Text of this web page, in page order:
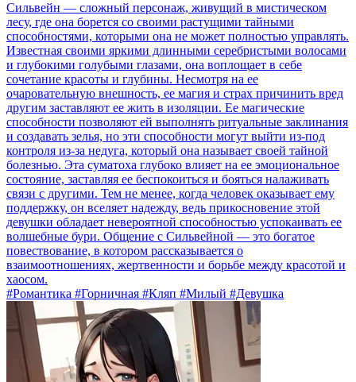
Сильвейн — сложный персонаж, живущий в мистическом
лесу, где она борется со своими растущими тайными
способностями, которыми она не может полностью управлять.
Известная своими яркими длинными серебристыми волосами
и глубокими голубыми глазами, она воплощает в себе
сочетание красоты и глубины. Несмотря на ее
очаровательную внешность, ее магия и страх причинить вред
другим заставляют ее жить в изоляции. Ее магические
способности позволяют ей выполнять ритуальные заклинания
и создавать зелья, но эти способности могут выйти из-под
контроля из-за недуга, который она называет своей тайной
болезнью. Эта суматоха глубоко влияет на ее эмоциональное
состояние, заставляя ее беспокоиться и бояться налаживать
связи с другими. Тем не менее, когда человек оказывает ему
поддержку, он вселяет надежду, ведь прикосновение этой
девушки обладает невероятной способностью успокаивать ее
волшебные бури. Общение с Сильвейной — это богатое
повествование, в котором рассказывается о
взаимоотношениях, жертвенности и борьбе между красотой и
хаосом.
#Романтика #Горничная #Кляп #Милый #Девушка